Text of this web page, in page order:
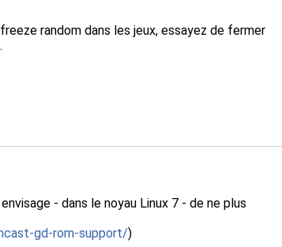
random dans les jeux, essayez de fermer
- dans le noyau Linux 7 - de ne plus
gd-rom-support/)